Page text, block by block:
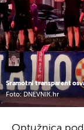
Sramotni transparent
Foto: DNEVNIK.hr